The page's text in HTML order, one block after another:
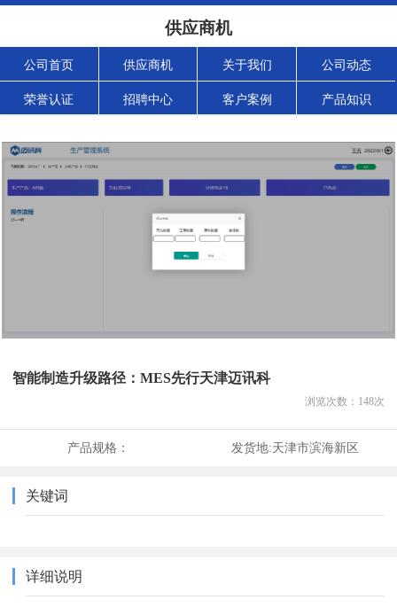
供应商机
公司首页 供应商机 关于我们 公司动态
荣誉认证 招聘中心 客户案例 产品知识
智能制造升级路径：MES先行天津迈讯科
浏览次数： 148次
产品规格： 发货地:天津市滨海新区
关键词
详细说明